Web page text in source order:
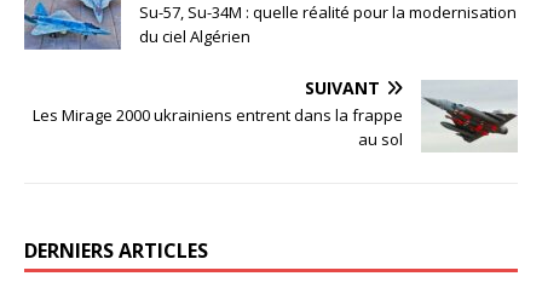
Su-57, Su-34M : quelle réalité pour la modernisation
du ciel Algérien
SUIVANT
Les Mirage 2000 ukrainiens entrent dans la frappe
au sol
DERNIERS ARTICLES